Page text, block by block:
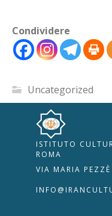
Condividere
Uncategorized
ISTITUTO
ROMA
VIA MARIA
RIPRISTINA